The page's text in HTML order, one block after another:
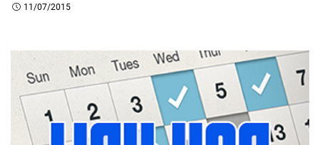
11/07/2015